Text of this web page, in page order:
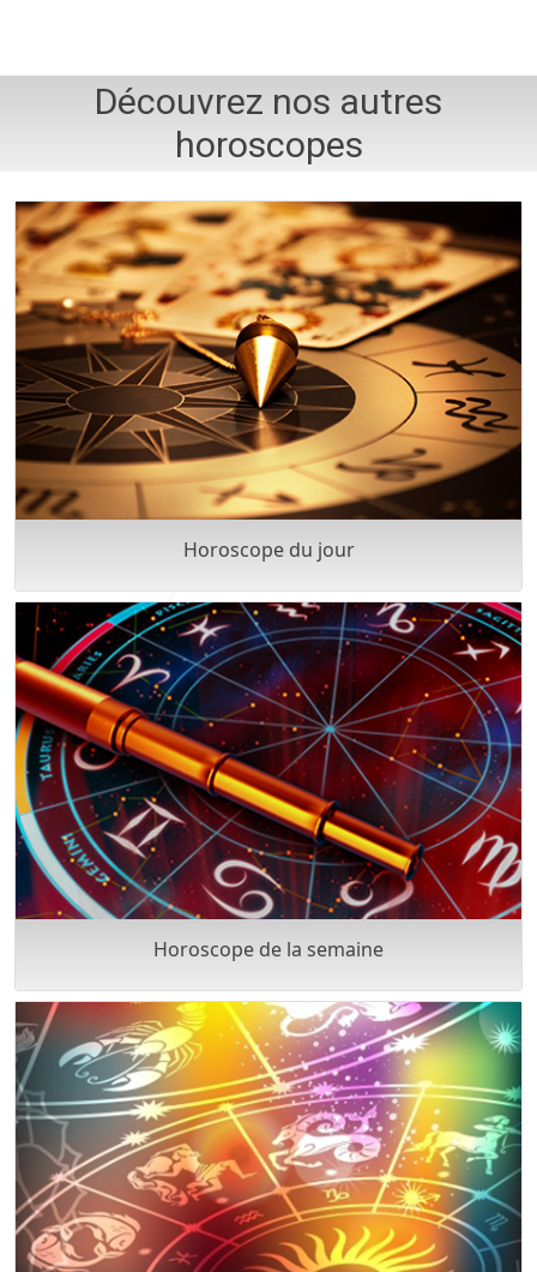
Découvrez nos autres
horoscopes
Horoscope du jour
Horoscope de la semaine